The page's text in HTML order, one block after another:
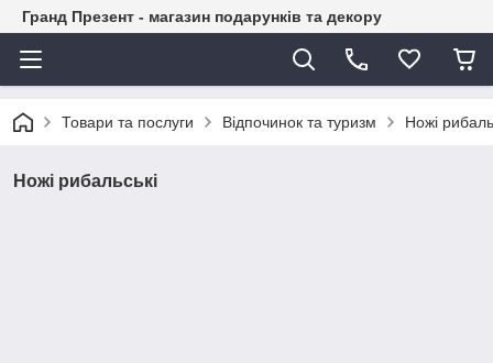
Гранд Презент - магазин подарунків та декору
Товари та послуги Відпочинок та туризм Ножі
Ножі рибальські